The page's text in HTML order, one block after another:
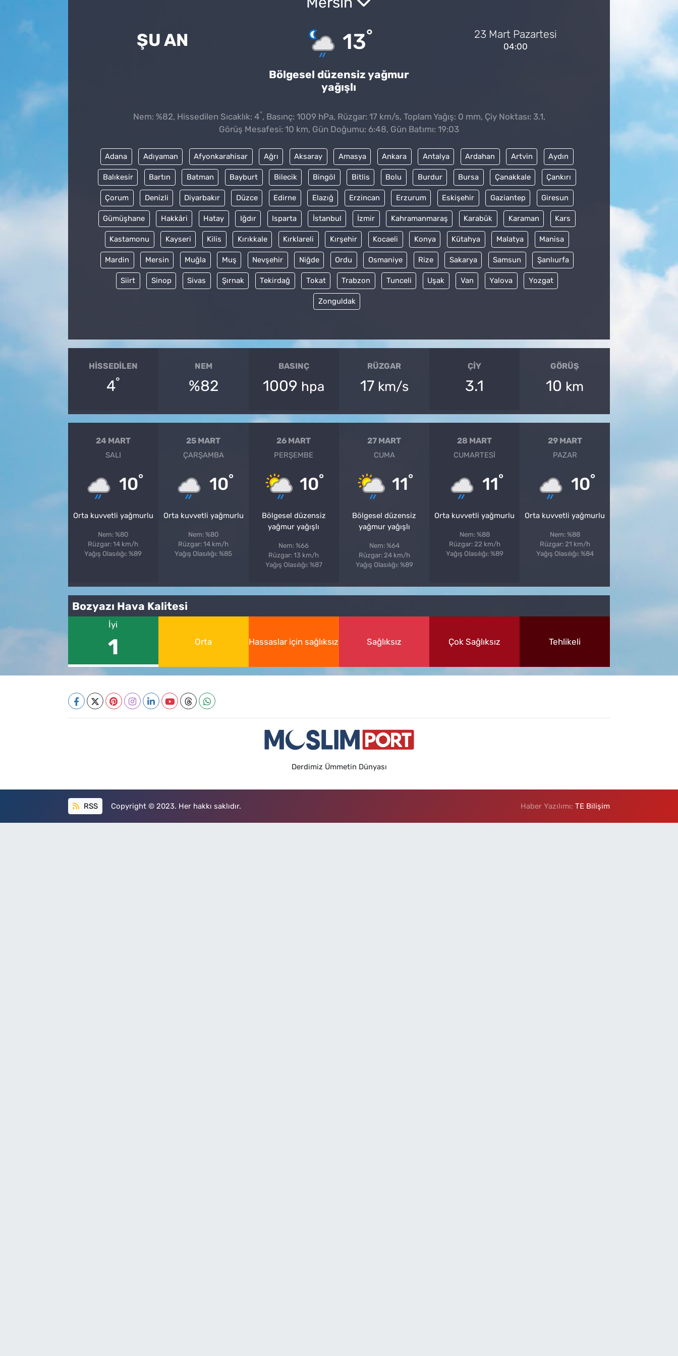
ŞU AN 13°
Bölgesel düzensiz yağmur
yağışlı
23 Mart Pazartesi
04:00
Nem: %82, Hissedilen Sıcaklık: 4°, Basınç: 1009 hPa, Rüzgar: 17 km/s, Toplam Yağış: 0 mm, Çiy Noktası: 3.1,
Görüş Mesafesi: 10 km, Gün Doğumu: 6:48, Gün Batımı: 19:03
Adana Adıyaman Afyonkarahisar Ağrı Aksaray Amasya Ankara Antalya Ardahan Artvin Aydın
Balıkesir Bartın Batman Bayburt Bilecik Bingöl Bitlis Bolu Burdur Bursa Çanakkale Çankırı
Çorum Denizli Diyarbakır Düzce Edirne Elazığ Erzincan Erzurum Eskişehir Gaziantep Giresun
Gümüşhane Hakkâri Hatay Iğdır Isparta İstanbul İzmir Kahramanmaraş Karabük Karaman Kars
Kastamonu Kayseri Kilis Kırıkkale Kırklareli Kırşehir Kocaeli Konya Kütahya Malatya Manisa
Mardin Mersin Muğla Muş Nevşehir Niğde Ordu Osmaniye Rize Sakarya Samsun Şanlıurfa
Siirt Sinop Sivas Şırnak Tekirdağ Tokat Trabzon Tunceli Uşak Van Yalova Yozgat
Zonguldak
HISSEDILEN
4°
NEM
%82
BASINÇ
1009 hpa
RÜZGAR
17 km/s
ÇIY
3.1
GÖRÜŞ
10 km
24 MART
SALI
10°
Orta kuvvetli yağmurlu
Nem: %80
Rüzgar: 14 km/h
Yağış Olasılığı: %89
25 MART
ÇARŞAMBA
10°
Orta kuvvetli yağmurlu
Nem: %80
Rüzgar: 14 km/h
Yağış Olasılığı: %85
26 MART
PERŞEMBE
10°
Bölgesel düzensiz
yağmur yağışlı
Nem: %66
Rüzgar: 13 km/h
Yağış Olasılığı: %87
27 MART
CUMA
11°
Bölgesel düzensiz
yağmur yağışlı
Nem: %64
Rüzgar: 24 km/h
Yağış Olasılığı: %89
28 MART
CUMARTESI
11°
Orta kuvvetli yağmurlu
Nem: %88
Rüzgar: 22 km/h
Yağış Olasılığı: %89
29 MART
PAZAR
10°
Orta kuvvetli yağmurlu
Nem: %88
Rüzgar: 21 km/h
Yağış Olasılığı: %84
Bozyazı Hava Kalitesi
İyi
1 Orta Hassaslar için sağlıksız Sağlıksız Çok Sağlıksız Tehlikeli
Derdimiz Ümmetin Dünyası
RSS Copyright © 2023. Her hakkı saklıdır. Haber Yazılımı:TE Bilişim